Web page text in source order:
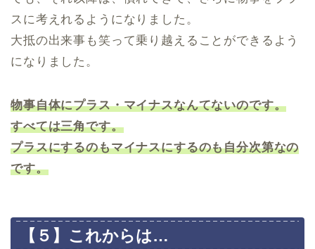
スに考えれるようになりました。
大抵の出来事も笑って乗り越えることができるよう
になりました。
物事自体にプラス・マイナスなんてないのです。
すべては三角です。
プラスにするのもマイナスにするのも自分次第なの
です。
【５】これからは…